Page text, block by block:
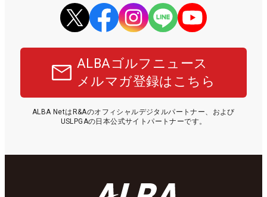
ALBAゴルフニュース
メルマガ登録はこちら
ALBA NetはR&Aのオフィシャルデジタルパートナー、および
USLPGAの日本公式サイトパートナーです。